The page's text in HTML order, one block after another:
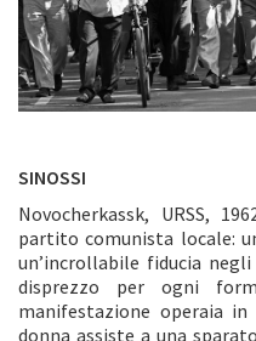
SINOSSI
Novocherkassk, URSS,
partito comunista locale:
un’incrollabile fiducia
disprezzo per ogni
manifestazione operaia
donna assiste a una